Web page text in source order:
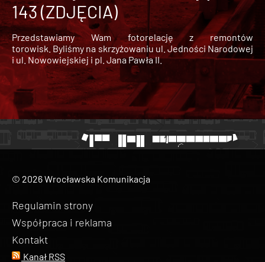
143 (ZDJĘCIA)
Przedstawiamy Wam fotorelację z remontów
torowisk. Byliśmy na skrzyżowaniu ul. Jedności Narodowej
i ul. Nowowiejskiej i pl. Jana Pawła II.
© 2026 Wrocławska Komunikacja
Regulamin strony
Współpraca i reklama
Kontakt
Kanał RSS